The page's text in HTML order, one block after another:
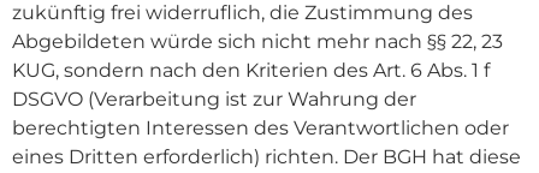
zukünftig frei widerruflich, die Zustimmung des
Abgebildeten würde sich nicht mehr nach §§ 22, 23
KUG, sondern nach den Kriterien des Art. 6 Abs. 1 f
DSGVO (Verarbeitung ist zur Wahrung der
berechtigten Interessen des Verantwortlichen oder
eines Dritten erforderlich) richten. Der BGH hat diese